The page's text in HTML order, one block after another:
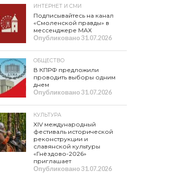
ИНТЕРНЕТ И СМИ
Подписывайтесь на канал
«Смоленской правды» в
мессенджере МАХ
Опубликовано31.07.2026
ОБЩЕСТВО
В КПРФ предложили
проводить выборы одним
днем
Опубликовано31.07.2026
КУЛЬТУРА
XIV международный
фестиваль исторической
реконструкции и
славянской культуры
«Гнёздово-2026»
приглашает
Опубликовано31.07.2026